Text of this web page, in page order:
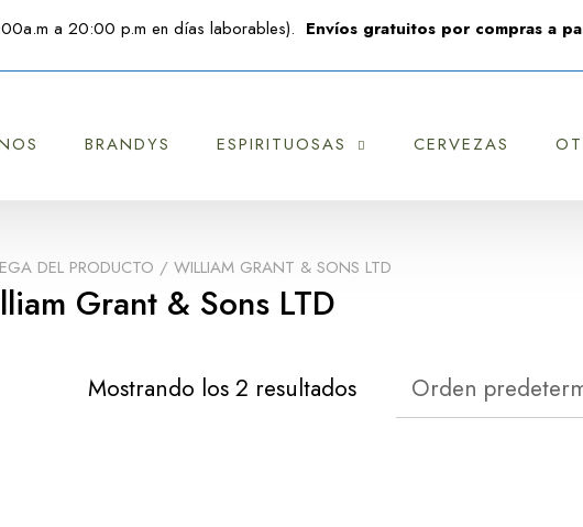
a 20:00 p.m en días laborables). Envíos gratuitos por compras a
BRANDYS ESPIRITUOSAS CERVEZAS
DEL PRODUCTO / WILLIAM GRANT & SONS LTD
Grant & Sons LTD
Mostrando los 2 resultados